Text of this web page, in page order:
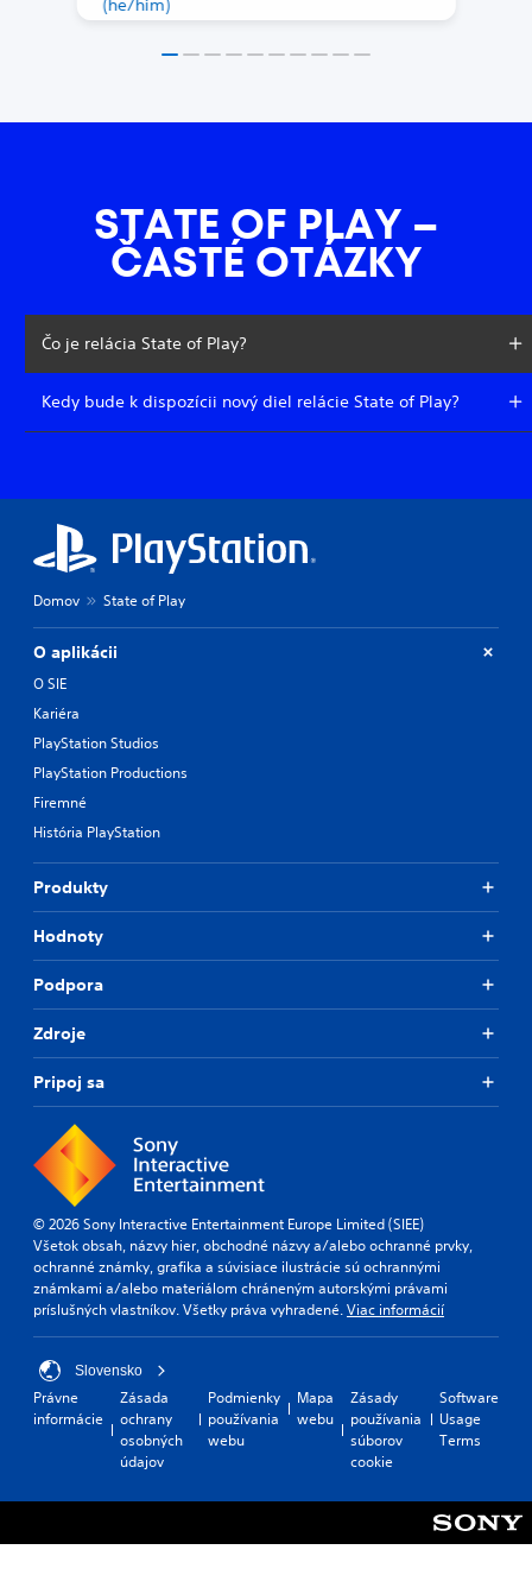
STATE OF PLAY –
ČASTÉ OTÁZKY
Čo je relácia State of Play?
Kedy bude k dispozícii nový diel relácie State of Play?
Domov State of Play
O aplikácii
O SIE
Kariéra
PlayStation Studios
PlayStation Productions
Firemné
História PlayStation
Produkty
Hodnoty
Podpora
Zdroje
Pripoj sa
© 2026 Sony Interactive Entertainment Europe Limited (SIEE)
Všetok obsah, názvy hier, obchodné názvy a/alebo ochranné prvky,
ochranné známky, grafika a súvisiace ilustrácie sú ochrannými
známkami a/alebo materiálom chráneným autorskými právami
príslušných vlastníkov. Všetky práva vyhradené.Viac informácií
Slovensko
Právne
informácie
Zásada
ochrany
osobných
údajov
Podmienky
používania
webu
Mapa
webu
Zásady
používania
súborov
cookie
Software
Usage
Terms